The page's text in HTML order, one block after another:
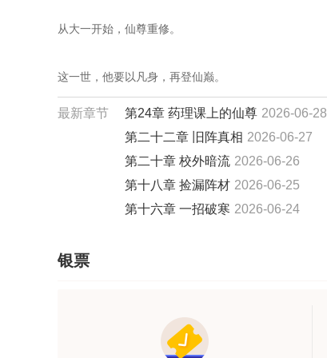
从大一开始，仙尊重修。
这一世，他要以凡身，再登仙巅。
最新章节 第24章 药理课上的仙尊 2026-06-28
第二十二章 旧阵真相 2026-06-27
第二十章 校外暗流 2026-06-26
第十八章 捡漏阵材 2026-06-25
第十六章 一招破寒 2026-06-24
银票